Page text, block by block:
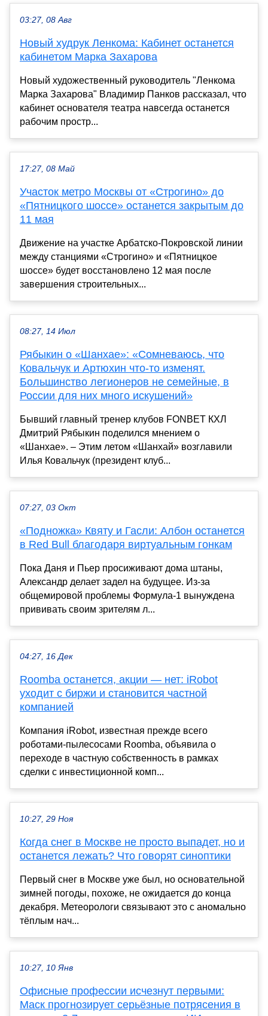
03:27, 08 Авг
Новый худрук Ленкома: Кабинет останется
кабинетом Марка Захарова
Новый художественный руководитель "Ленкома
Марка Захарова" Владимир Панков рассказал, что
кабинет основателя театра навсегда останется
рабочим простр...
17:27, 08 Май
Участок метро Москвы от «Строгино» до
«Пятницкого шоссе» останется закрытым до
11 мая
Движение на участке Арбатско-Покровской линии
между станциями «Строгино» и «Пятницкое
шоссе» будет восстановлено 12 мая после
завершения строительных...
08:27, 14 Июл
Рябыкин о «Шанхае»: «Сомневаюсь, что
Ковальчук и Артюхин что-то изменят.
Большинство легионеров не семейные, в
России для них много искушений»
Бывший главный тренер клубов FONBET КХЛ
Дмитрий Рябыкин поделился мнением о
«Шанхае». – Этим летом «Шанхай» возглавили
Илья Ковальчук (президент клуб...
07:27, 03 Окт
«Подножка» Квяту и Гасли: Албон останется
в Red Bull благодаря виртуальным гонкам
Пока Даня и Пьер просиживают дома штаны,
Александр делает задел на будущее. Из-за
общемировой проблемы Формула-1 вынуждена
прививать своим зрителям л...
04:27, 16 Дек
Roomba останется, акции — нет: iRobot
уходит с биржи и становится частной
компанией
Компания iRobot, известная прежде всего
роботами-пылесосами Roomba, объявила о
переходе в частную собственность в рамках
сделки с инвестиционной комп...
10:27, 29 Ноя
Когда снег в Москве не просто выпадет, но и
останется лежать? Что говорят синоптики
Первый снег в Москве уже был, но основательной
зимней погоды, похоже, не ожидается до конца
декабря. Метеорологи связывают это с аномально
тёплым нач...
10:27, 10 Янв
Офисные профессии исчезнут первыми:
Маск прогнозирует серьёзные потрясения в